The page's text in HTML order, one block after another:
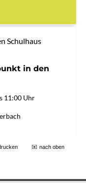
nach oben